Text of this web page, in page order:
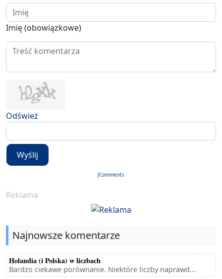
Imię (obowiązkowe)
Odśwież
Wyślij
JComments
Reklama
Najnowsze komentarze
Holandia (i Polska) w liczbach
Bardzo ciekawe porównanie. Niektóre liczby naprawd...